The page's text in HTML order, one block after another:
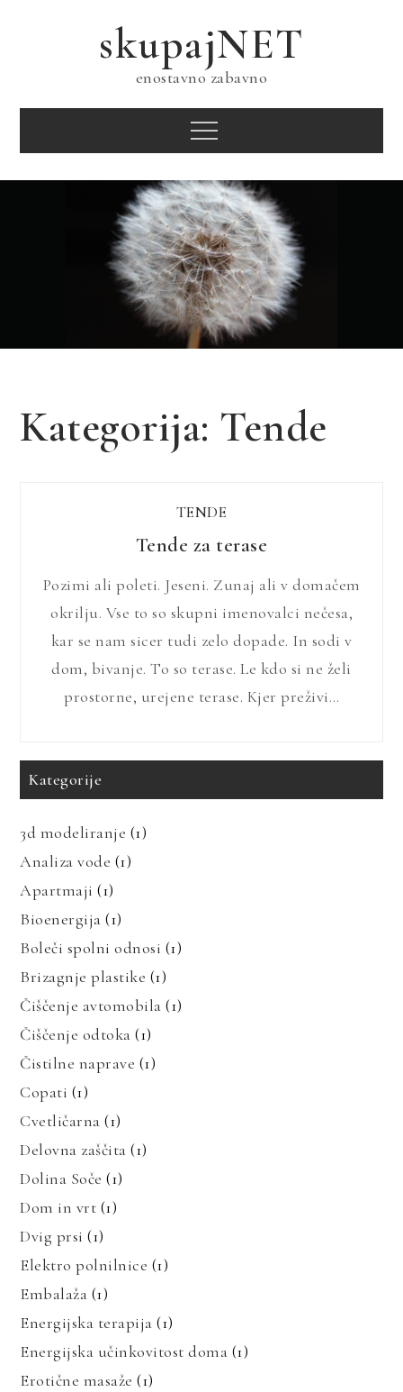
skupajNET
enostavno zabavno
Menu
Kategorija: Tende
TENDE
Tende za terase
Pozimi ali poleti. Jeseni. Zunaj ali v domačem
okrilju. Vse to so skupni imenovalci nečesa,
kar se nam sicer tudi zelo dopade. In sodi v
dom, bivanje. To so terase. Le kdo si ne želi
prostorne, urejene terase. Kjer preživi…
Kategorije
3d modeliranje (1)
Analiza vode (1)
Apartmaji (1)
Bioenergija (1)
Boleči spolni odnosi (1)
Brizagnje plastike (1)
Čiščenje avtomobila (1)
Čiščenje odtoka (1)
Čistilne naprave (1)
Copati (1)
Cvetličarna (1)
Delovna zaščita (1)
Dolina Soče (1)
Dom in vrt (1)
Dvig prsi (1)
Elektro polnilnice (1)
Embalaža (1)
Energijska terapija (1)
Energijska učinkovitost doma (1)
Erotične masaže (1)